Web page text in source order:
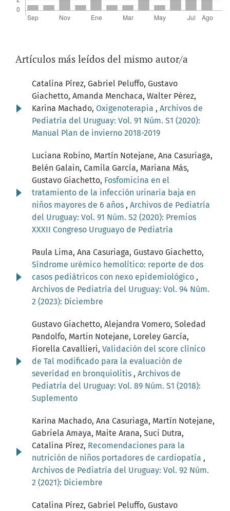
Artículos más leídos del mismo autor/a
Catalina Pírez, Gabriel Peluffo, Gustavo
Giachetto, Amanda Menchaca, Walter Pérez,
Karina Machado, Oxigenoterapia , Archivos de
Pediatría del Uruguay: Vol. 91 Núm. S1 (2020):
Manual Plan de invierno 2018-2019
Luciana Robino, Martín Notejane, Ana Casuriaga,
Belén Galain, Camila García, Mariana Más,
Gustavo Giachetto, Fosfomicina en el
tratamiento de la infección urinaria baja en
niños mayores de 6 años , Archivos de Pediatría
del Uruguay: Vol. 91 Núm. S2 (2020): Premios
XXXII Congreso Uruguayo de Pediatría
Paula Lima, Ana Casuriaga, Gustavo Giachetto,
Síndrome urémico hemolítico: reporte de dos
casos pediátricos con nexo epidemiológico ,
Archivos de Pediatría del Uruguay: Vol. 94 Núm.
2 (2023): Diciembre
Gustavo Giachetto, Alejandra Vomero, Soledad
Pandolfo, Martin Notejane, Loreley García,
Fiorella Cavallieri, Validación del score clínico
de Tal modificado para la evaluación de
severidad en bronquiolitis , Archivos de
Pediatría del Uruguay: Vol. 89 Núm. S1 (2018):
Suplemento
Karina Machado, Ana Casuriaga, Martín Notejane,
Gabriela Amaya, Maite Arana, Suci Dutra,
Catalina Pírez, Recomendaciones para la
nutrición de niños portadores de cardiopatía ,
Archivos de Pediatría del Uruguay: Vol. 92 Núm.
2 (2021): Diciembre
Catalina Pírez, Gabriel Peluffo, Gustavo